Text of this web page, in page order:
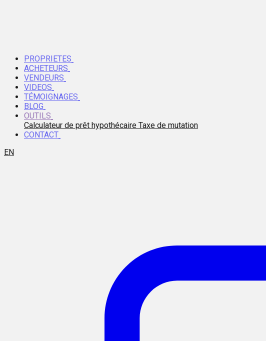
PROPRIETES
ACHETEURS
VENDEURS
VIDEOS
TÉMOIGNAGES
BLOG
OUTILS
Calculateur de prêt hypothécaire Taxe de mutation
CONTACT
EN